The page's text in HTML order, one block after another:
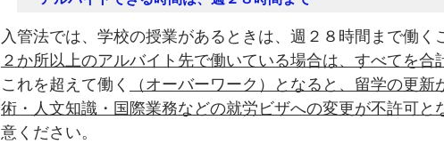
入管法では、学校の授業があるときは、週２８時間まで働く
２か所以上のアルバイト先で働いている場合は、すべてを合
これを超えて働く
（オーバーワーク）となると、留学の更
術・人文知識・国際業務などの就労ビザへの変更が不許可と
意ください。